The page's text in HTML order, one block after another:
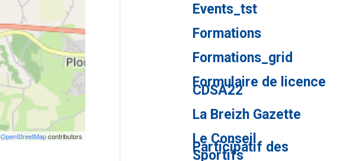
Events_tst
Formations
Formations_grid
Formulaire de licence
CDSA22
La Breizh Gazette
Le Conseil
Participatif des
Sportifs
OpenStreetMapcontributors